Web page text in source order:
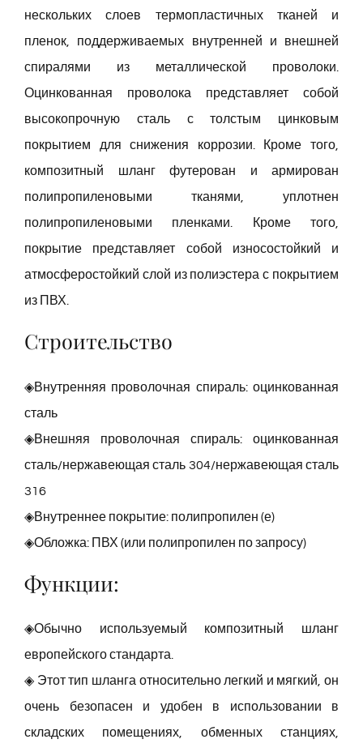
нескольких слоев термопластичных тканей и
пленок, поддерживаемых внутренней и внешней
спиралями из металлической проволоки.
Оцинкованная проволока представляет собой
высокопрочную сталь с толстым цинковым
покрытием для снижения коррозии. Кроме того,
композитный шланг футерован и армирован
полипропиленовыми тканями, уплотнен
полипропиленовыми пленками. Кроме того,
покрытие представляет собой износостойкий и
атмосферостойкий слой из полиэстера с покрытием
из ПВХ.
Строительство
◈Внутренняя проволочная спираль: оцинкованная
сталь
◈Внешняя проволочная спираль: оцинкованная
сталь/нержавеющая сталь 304/нержавеющая сталь
316
◈Внутреннее покрытие: полипропилен (е)
◈Обложка: ПВХ (или полипропилен по запросу)
Функции:
◈Обычно используемый композитный шланг
европейского стандарта.
◈ Этот тип шланга относительно легкий и мягкий, он
очень безопасен и удобен в использовании в
складских помещениях, обменных станциях,